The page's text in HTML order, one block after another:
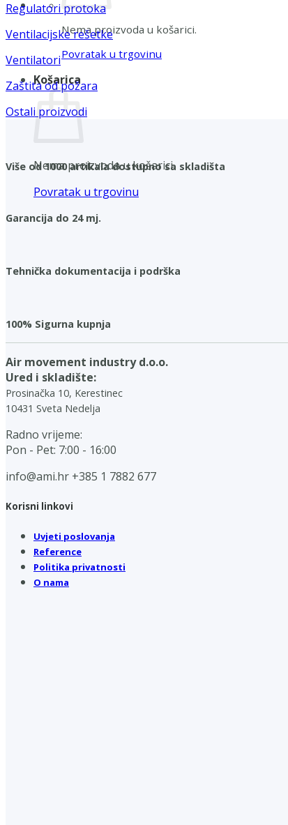
Nema proizvoda u košarici.
Povratak u trgovinu
Košarica
Nema proizvoda u košarici.
Povratak u trgovinu
Regulatori protoka
Ventilacijske rešetke
Ventilatori
Zaštita od požara
Ostali proizvodi
Više od 1000 artikala dostupno sa skladišta
Garancija do 24 mj.
Tehnička dokumentacija i podrška
100% Sigurna kupnja
Air movement industry d.o.o.
Ured i skladište:
Prosinačka 10, Kerestinec
10431 Sveta Nedelja
Radno vrijeme:
Pon - Pet: 7:00 - 16:00
info@ami.hr +385 1 7882 677
Korisni linkovi
Uvjeti poslovanja
Reference
Politika privatnosti
O nama